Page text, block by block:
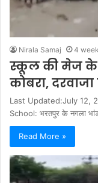
Nirala Samaj 4
स्कूल की मेज के
कोबरा,
Last Updated:July 12,
School: भरतपुर के नगला
Read More »